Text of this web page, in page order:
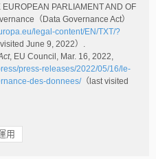
PARLIAMENT AND OF
（Data Governance Act）
legal-content/EN/TXT/?
visited June 9, 2022）.
, EU Council, Mar. 16, 2022,
press-releases/2022/05/16/le-
des-donnees/（last visited
用